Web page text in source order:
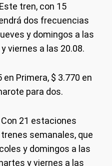
Este tren, con 15
dos frecuencias
y domingos a las
viernes a las 20.08.
Primera, $ 3.770 en
para dos.
Con 21 estaciones
semanales, que
y domingos a las
y viernes a las